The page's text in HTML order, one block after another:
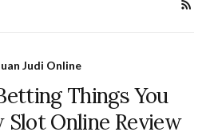
Judi Online
Things You
Slot Online Review